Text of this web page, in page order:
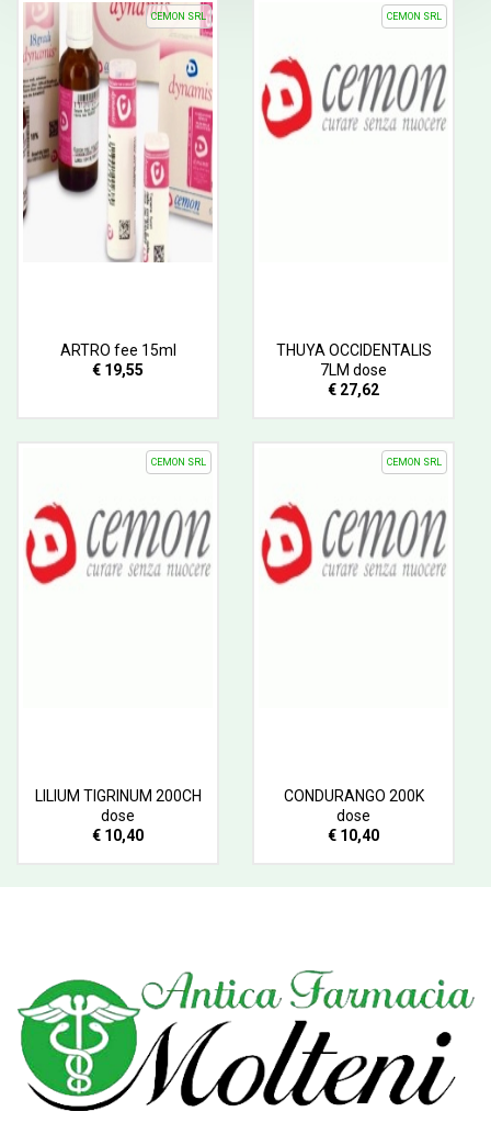
CEMON SRL
ARTRO fee 15ml
€ 19,55
CEMON SRL
THUYA OCCIDENTALIS
7LM dose
€ 27,62
CEMON SRL
LILIUM TIGRINUM 200CH
dose
€ 10,40
CEMON SRL
CONDURANGO 200K
dose
€ 10,40